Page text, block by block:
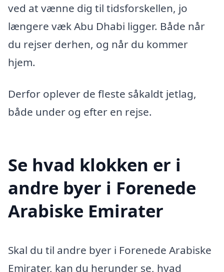
ved at vænne dig til tidsforskellen, jo
længere væk Abu Dhabi ligger. Både når
du rejser derhen, og når du kommer
hjem.
Derfor oplever de fleste såkaldt jetlag,
både under og efter en rejse.
Se hvad klokken er i
andre byer i Forenede
Arabiske Emirater
Skal du til andre byer i Forenede Arabiske
Emirater, kan du herunder se, hvad